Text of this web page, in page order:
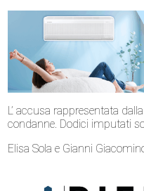
L’ accusa rappresentata
condanne. Dodici imputati
Elisa Sola e Gianni